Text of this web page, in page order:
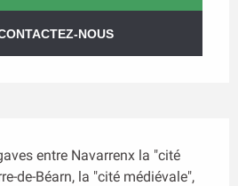
NOUS
entre Navarrenx la "cité
de-Béarn, la "cité médiévale",